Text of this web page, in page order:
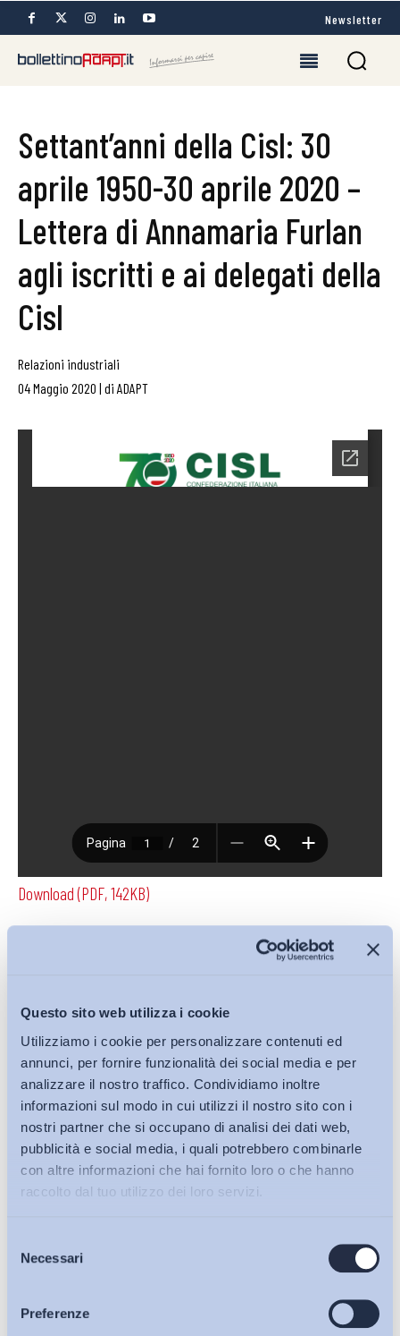
Questo sito web utilizza i cookie
Utilizziamo i cookie per personalizzare contenuti ed
annunci, per fornire funzionalità dei social media e per
analizzare il nostro traffico. Condividiamo inoltre
informazioni sul modo in cui utilizzi il nostro sito con i
nostri partner che si occupano di analisi dei dati web,
pubblicità e social media, i quali potrebbero combinarle
con altre informazioni che hai fornito loro o che hanno
raccolto dal tuo utilizzo dei loro servizi.
delNecessari
Preferenze
Bollettini ADAPT
Articoli
Newsletter
Settant’anni della Cisl: 30
aprile 1950-30 aprile 2020 –
Lettera di Annamaria Furlan
agli iscritti e ai delegati della
Cisl
Relazioni industriali
04 Maggio 2020 | di ADAPT
Download (PDF, 142KB)
Iscriviti alla Newsletter